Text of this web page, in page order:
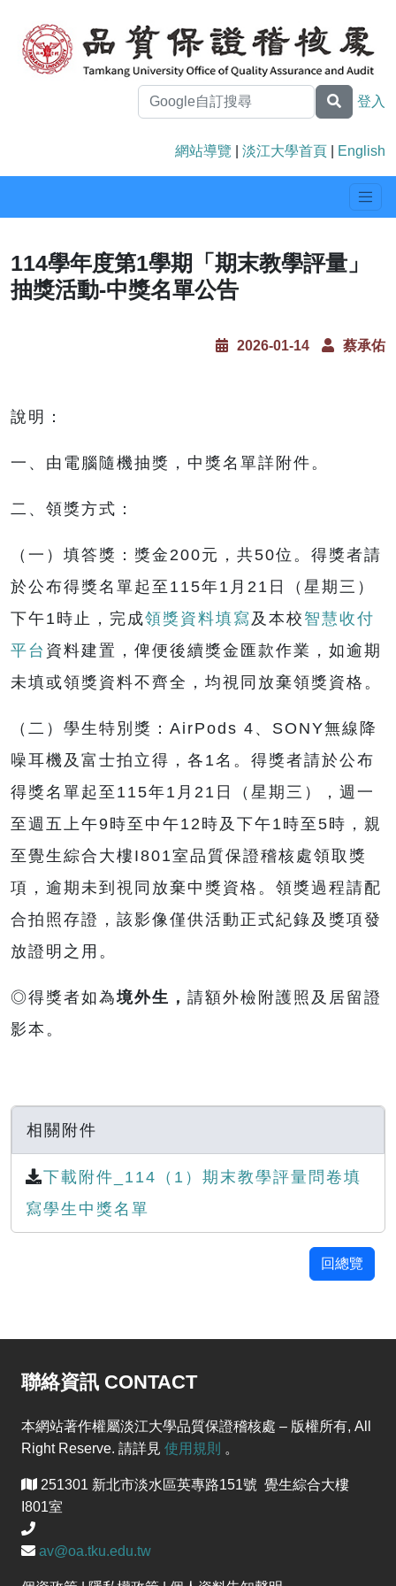
登入
網站導覽 淡江大學首頁 English
114學年度第1學期「期末教學評量」
抽獎活動-中獎名單公告
2026-01-14 蔡承佑
說明：
一、由電腦隨機抽獎，中獎名單詳附件。
二、領獎方式：
（一）填答獎：獎金200元，共50位。得獎者請
於公布得獎名單起至115年1月21日（星期三）
下午1時止，完成領獎資料填寫 及本校 智慧收付
平台 資料建置，俾便後續獎金匯款作業，如逾期
未填或領獎資料不齊全，均視同放棄領獎資格。
（二）學生特別獎：AirPods 4、SONY無線降
噪耳機及富士拍立得，各1名。得獎者請於公布
得獎名單起至115年1月21日（星期三），週一
至週五上午9時至中午12時及下午1時至5時，親
至覺生綜合大樓I801室品質保證稽核處領取獎
項，逾期未到視同放棄中獎資格。領獎過程請配
合拍照存證，該影像僅供活動正式紀錄及獎項發
放證明之用。
◎得獎者如為境外生， 請額外檢附護照及居留證
影本。
相關附件
下載附件_114（1）期末教學評量問卷填
寫學生中獎名單
回總覽
聯絡資訊 CONTACT
本網站著作權屬淡江大學品質保證稽核處 – 版權所有, All
Right Reserve. 請詳見 使用規則 。
251301 新北市淡水區英專路151號 覺生綜合大樓
I801室
av@oa.tku.edu.tw